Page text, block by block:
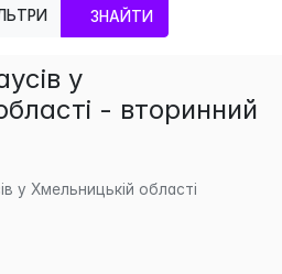
ЗНАЙТИ
у
- вторинний
у Хмельницькій області